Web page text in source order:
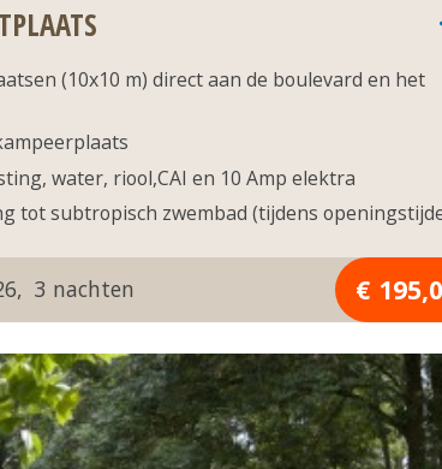
(10x10 m) direct aan de boulevard en het
water, riool,CAI en 10 Amp elektra
tot subtropisch zwembad (tijdens
3
Prijs: